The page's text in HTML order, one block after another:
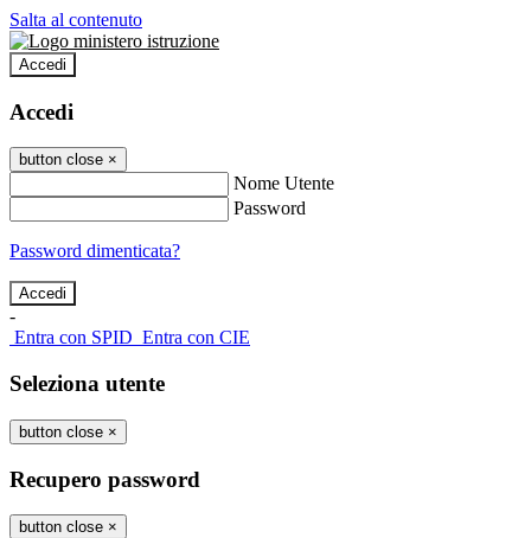
Salta al contenuto
Accedi
Accedi
button close ×
Nome Utente
Password
Password dimenticata?
-
Entra con SPID Entra con CIE
Seleziona utente
button close ×
Recupero password
button close ×